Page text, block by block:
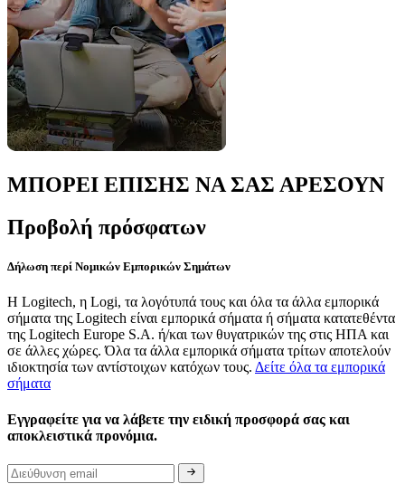
ΜΠΟΡΕΙ ΕΠΙΣΗΣ ΝΑ ΣΑΣ ΑΡΕΣΟΥΝ
Προβολή πρόσφατων
Δήλωση περί Νομικών Εμπορικών Σημάτων
Η Logitech, η Logi, τα λογότυπά τους και όλα τα άλλα εμπορικά
σήματα της Logitech είναι εμπορικά σήματα ή σήματα κατατεθέντα
της Logitech Europe S.A. ή/και των θυγατρικών της στις ΗΠΑ και
σε άλλες χώρες. Όλα τα άλλα εμπορικά σήματα τρίτων αποτελούν
ιδιοκτησία των αντίστοιχων κατόχων τους. Δείτε όλα τα εμπορικά
σήματα
Εγγραφείτε για να λάβετε την ειδική προσφορά σας και
αποκλειστικά προνόμια.